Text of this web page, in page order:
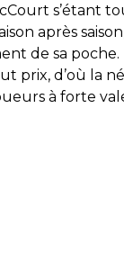
s’étant
après
de sa poche.
prix, d’où la
à forte